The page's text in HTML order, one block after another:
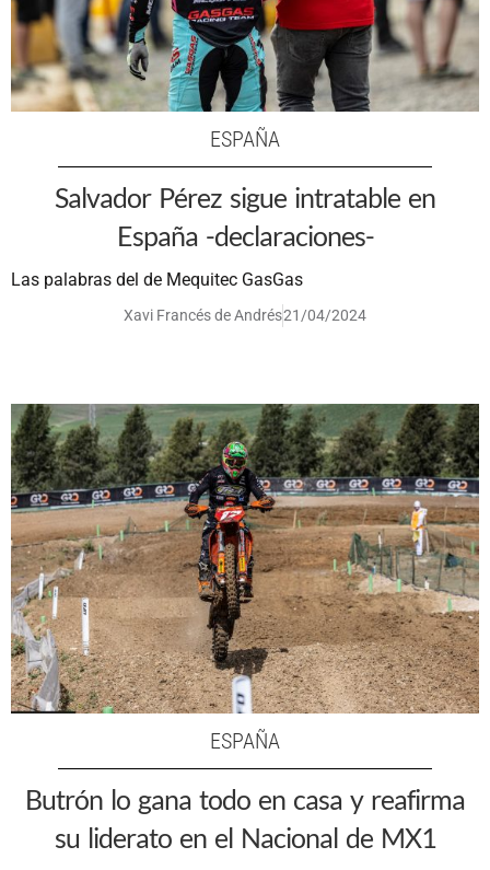
ESPAÑA
Salvador Pérez sigue intratable en
España -declaraciones-
Las palabras del de Mequitec GasGas
Xavi Francés de Andrés21/04/2024
ESPAÑA
Butrón lo gana todo en casa y reafirma
su liderato en el Nacional de MX1